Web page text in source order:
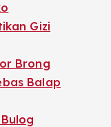
Gizi
Brong
Balap